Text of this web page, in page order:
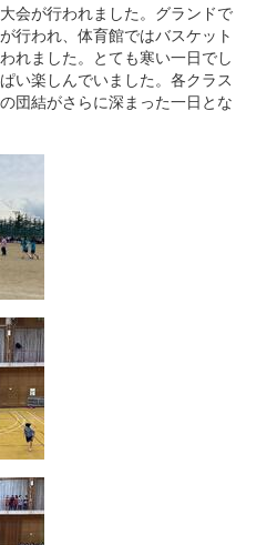
会が行われました。グランドで
行われ、体育館ではバスケット
れました。とても寒い一日でし
い楽しんでいました。各クラス
団結がさらに深まった一日とな